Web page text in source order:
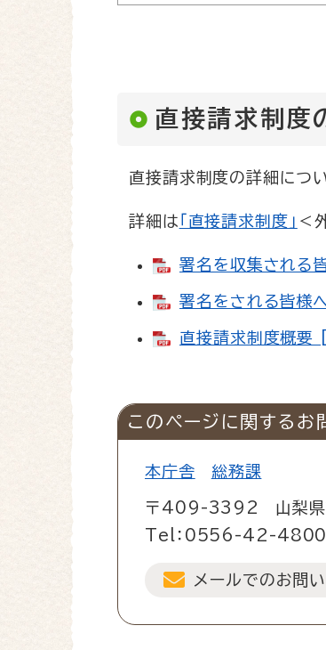
直接請求制度
直接請求制度の詳細につい
詳細は 「直接請求制度」 ＜
署名を収集される
署名をされる皆様
直接請求制度概
このページに関するお
本庁舎 総務課
〒409-3392
山梨
Tel：0556-42-4800
メールでのお問